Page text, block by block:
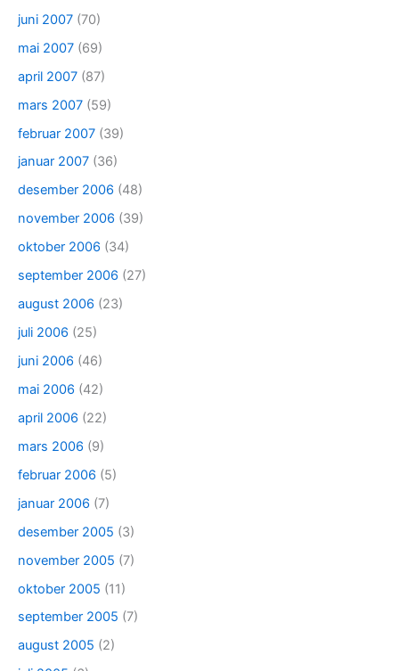
juni 2007 (70)
mai 2007 (69)
april 2007 (87)
mars 2007 (59)
februar 2007 (39)
januar 2007 (36)
desember 2006 (48)
november 2006 (39)
oktober 2006 (34)
september 2006 (27)
august 2006 (23)
juli 2006 (25)
juni 2006 (46)
mai 2006 (42)
april 2006 (22)
mars 2006 (9)
februar 2006 (5)
januar 2006 (7)
desember 2005 (3)
november 2005 (7)
oktober 2005 (11)
september 2005 (7)
august 2005 (2)